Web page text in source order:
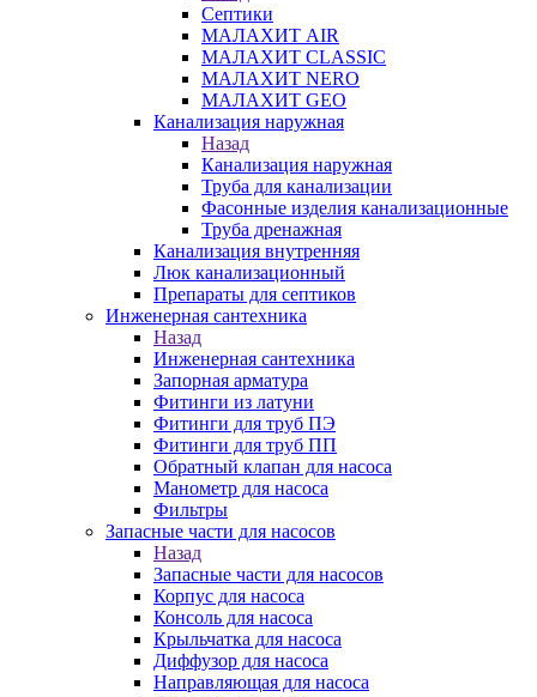
Септики
МАЛАХИТ AIR
МАЛАХИТ CLASSIC
МАЛАХИТ NERO
МАЛАХИТ GEO
Канализация наружная
Назад
Канализация наружная
Труба для канализации
Фасонные изделия канализационные
Труба дренажная
Канализация внутренняя
Люк канализационный
Препараты для септиков
Инженерная сантехника
Назад
Инженерная сантехника
Запорная арматура
Фитинги из латуни
Фитинги для труб ПЭ
Фитинги для труб ПП
Обратный клапан для насоса
Манометр для насоса
Фильтры
Запасные части для насосов
Назад
Запасные части для насосов
Корпус для насоса
Консоль для насоса
Крыльчатка для насоса
Диффузор для насоса
Направляющая для насоса